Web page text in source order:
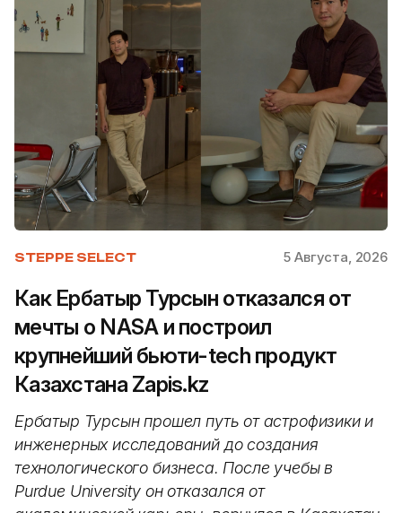
STEPPE SELECT 5 Августа, 2026
Как Ербатыр Турсын отказался от
мечты о NASA и построил
крупнейший бьюти-tech продукт
Казахстана Zapis.kz
Ербатыр Турсын прошел путь от астрофизики и
инженерных исследований до создания
технологического бизнеса. После учебы в
Purdue University он отказался от